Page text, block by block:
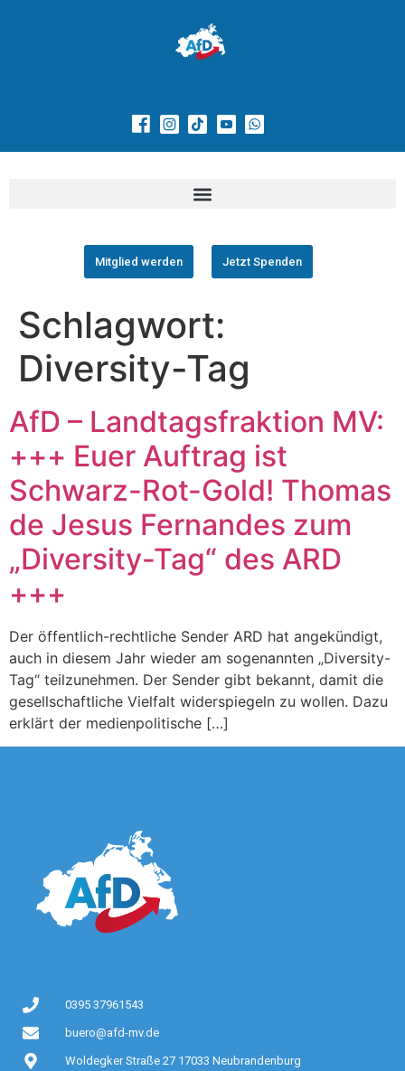
Mitglied werden Jetzt Spenden
Schlagwort:
Diversity-Tag
AfD – Landtagsfraktion MV:
+++ Euer Auftrag ist
Schwarz-Rot-Gold! Thomas
de Jesus Fernandes zum
„Diversity-Tag“ des ARD
+++
Der öffentlich-rechtliche Sender ARD hat angekündigt,
auch in diesem Jahr wieder am sogenannten „Diversity-
Tag“ teilzunehmen. Der Sender gibt bekannt, damit die
gesellschaftliche Vielfalt widerspiegeln zu wollen. Dazu
erklärt der medienpolitische […]
0395 37961543
buero@afd-mv.de
Woldegker Straße 27 17033 Neubrandenburg